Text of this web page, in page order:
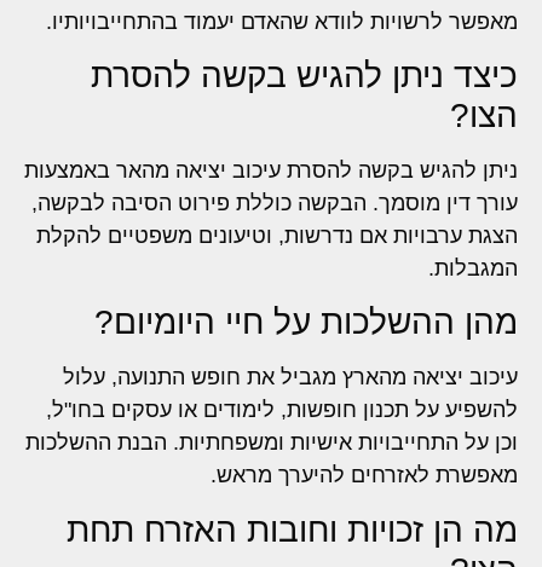
מאפשר לרשויות לוודא שהאדם יעמוד בהתחייבויותיו.
כיצד ניתן להגיש בקשה להסרת
הצו?
ניתן להגיש בקשה להסרת עיכוב יציאה מהאר באמצעות
עורך דין מוסמך. הבקשה כוללת פירוט הסיבה לבקשה,
הצגת ערבויות אם נדרשות, וטיעונים משפטיים להקלת
המגבלות.
מהן ההשלכות על חיי היומיום?
עיכוב יציאה מהארץ מגביל את חופש התנועה, עלול
להשפיע על תכנון חופשות, לימודים או עסקים בחו"ל,
וכן על התחייבויות אישיות ומשפחתיות. הבנת ההשלכות
מאפשרת לאזרחים להיערך מראש.
מה הן זכויות וחובות האזרח תחת